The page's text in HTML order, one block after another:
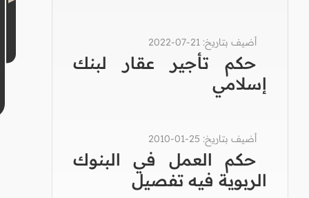
أضيف بتاريخ: 21-07-2022
حكم تأجير عقار لبنك
إسلامي
أضيف بتاريخ: 25-01-2010
حكم العمل في البنوك
الربوية فيه تفصيل